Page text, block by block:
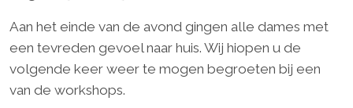
Aan het einde van de avond gingen alle dames met
een tevreden gevoel naar huis. Wij hiopen u de
volgende keer weer te mogen begroeten bij een
van de workshops.